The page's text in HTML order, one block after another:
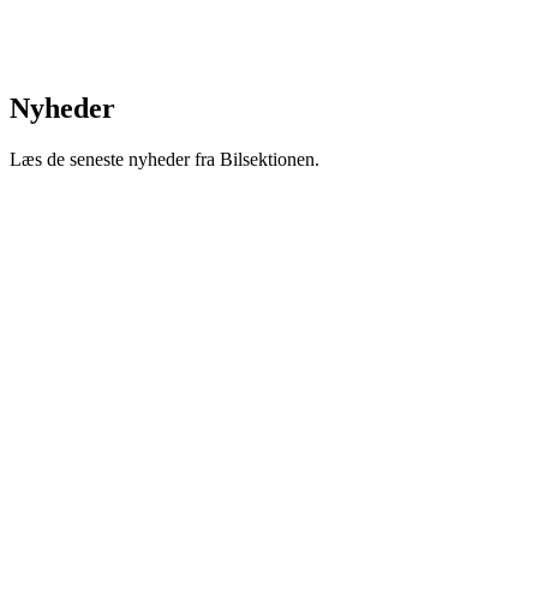
Nyheder
Læs de seneste nyheder fra Bilsektionen.